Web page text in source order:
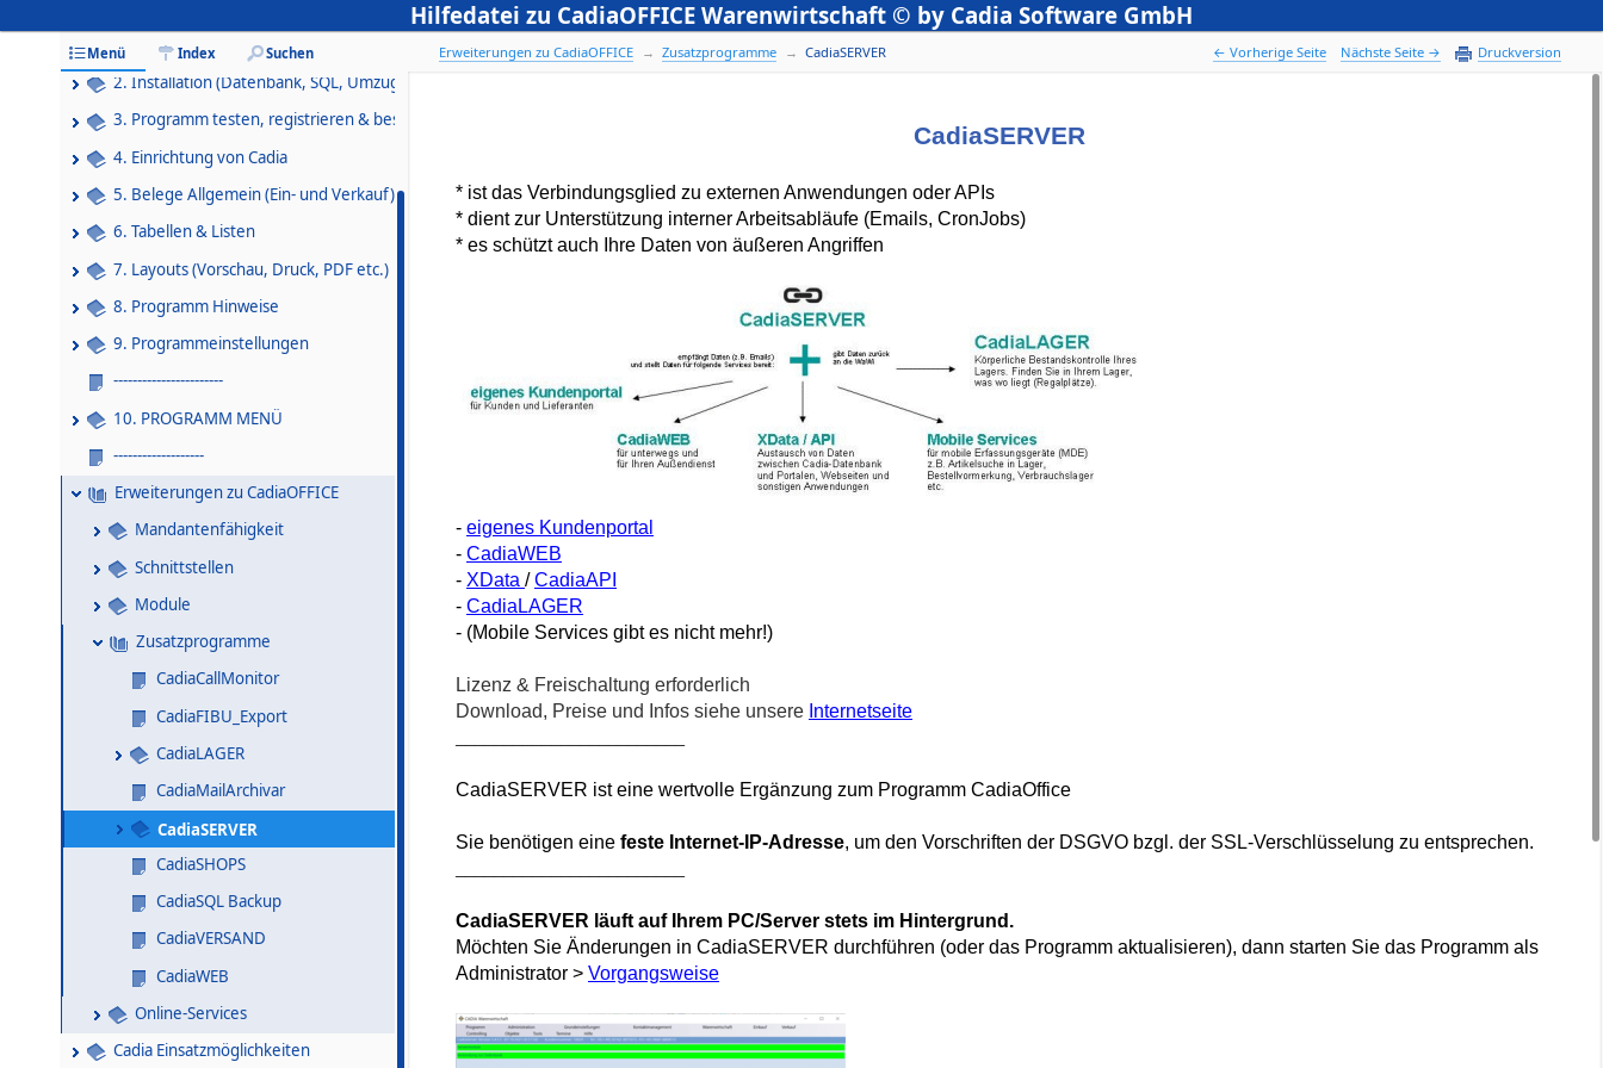
Hilfedatei zu CadiaOFFICE Warenwirtschaft © by Cadia Software GmbH
Menü Index Suchen
1. Cadia allgemeine Informationen
2. Installation (Datenbank, SQL, Umzug)
3. Programm testen, registrieren & bestellen
4. Einrichtung von Cadia
5. Belege Allgemein (Ein- und Verkauf)
6. Tabellen & Listen
7. Layouts (Vorschau, Druck, PDF etc.)
8. Programm Hinweise
9. Programmeinstellungen
-----------------------
10. PROGRAMM MENÜ
-------------------
Erweiterungen zu CadiaOFFICE
Mandantenfähigkeit
Schnittstellen
Module
Zusatzprogramme
CadiaCallMonitor
CadiaFIBU_Export
CadiaLAGER
CadiaMailArchivar
CadiaSERVER
CadiaSHOPS
CadiaSQL Backup
CadiaVERSAND
CadiaWEB
Online-Services
Cadia Einsatzmöglichkeiten
Erweiterungen zu CadiaOFFICE Zusatzprogramme CadiaSERVER Vorherige Seite Nächste Seite Druckversion
CadiaSERVER
* ist das Verbindungsglied zu externen Anwendungen oder APIs
* dient zur Unterstützung interner Arbeitsabläufe (Emails, CronJobs)
* es schützt auch Ihre Daten von äußeren Angriffen
- eigenes Kundenportal
- CadiaWEB
- XData /CadiaAPI
- CadiaLAGER
- (Mobile Services gibt es nicht mehr!)
Lizenz & Freischaltung erforderlich
Download, Preise und Infos siehe unsere Internetseite
CadiaSERVER ist eine wertvolle Ergänzung zum Programm CadiaOffice
Sie benötigen eine feste Internet-IP-Adresse, um den Vorschriften der DSGVO bzgl. der SSL-Verschlüsselung zu entsprechen.
CadiaSERVER läuft auf Ihrem PC/Server stets im Hintergrund.
Möchten Sie Änderungen in CadiaSERVER durchführen (oder das Programm aktualisieren), dann starten Sie das Programm als
Administrator > Vorgangsweise